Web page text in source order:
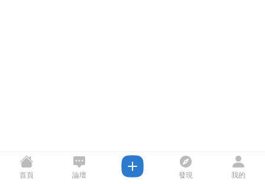
首頁 論壇 發現 我的